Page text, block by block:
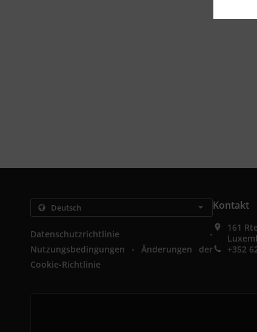
Datenschutzrichtlinie .
Nutzungsbedingungen .
Änderungen der
Cookie-Richtlinie
Kontakt
161
+352